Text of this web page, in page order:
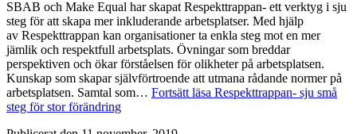
SBAB och Make Equal har skapat Respekttrappan- ett verktyg i sju
steg för att skapa mer inkluderande arbetsplatser. Med hjälp
av Respekttrappan kan organisationer ta enkla steg mot en mer
jämlik och respektfull arbetsplats. Övningar som breddar
perspektiven och ökar förståelsen för olikheter på arbetsplatsen.
Kunskap som skapar självförtroende att utmana rådande normer på
arbetsplatsen. Samtal som… Fortsätt läsa Respekttrappan- sju små
steg för stor förändring